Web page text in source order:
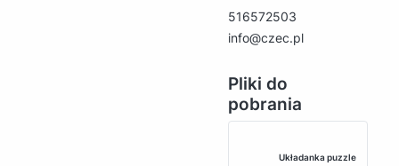
516572503
info@czec.pl
Pliki do
pobrania
Układanka puzzle